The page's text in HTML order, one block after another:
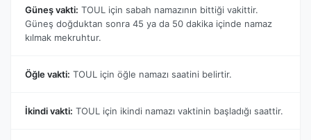
Güneş vakti: TOUL için sabah namazının bittiği vakittir.
Güneş doğduktan sonra 45 ya da 50 dakika içinde namaz
kılmak mekruhtur.
Öğle vakti: TOUL için öğle namazı saatini belirtir.
İkindi vakti: TOUL için ikindi namazı vaktinin başladığı saattir.